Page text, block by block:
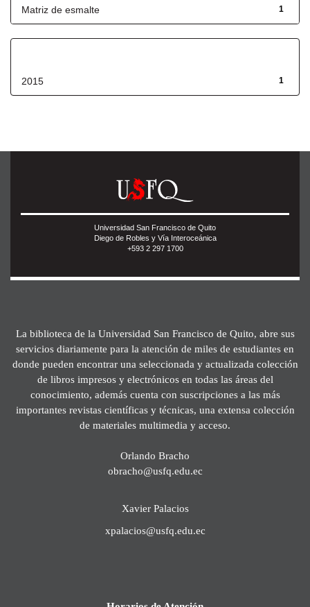
1
Matriz de esmalte
1
2015
Universidad San Francisco de Quito
Diego de Robles y Vía Interoceánica
+593 2 297 1700
La biblioteca de la Universidad San Francisco de Quito, abre sus
servicios diariamente para la atención de miles de estudiantes en
donde pueden encontrar una seleccionada y actualizada colección
de libros impresos y electrónicos en todas las áreas del
conocimiento, además cuenta con suscripciones a las más
importantes revistas científicas y técnicas, una extensa colección
de materiales multimedia y acceso.
Orlando Bracho
obracho@usfq.edu.ec
Xavier Palacios
xpalacios@usfq.edu.ec